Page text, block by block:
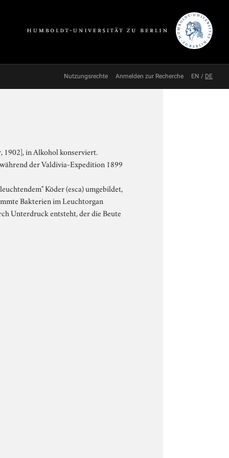
Nutzungsrechte Anmelden zur Recherche EN / DE
1902], in Alkohol konserviert.
der Valdivia-Expedition 1899
Köder (esca) umgebildet,
Bakterien im Leuchtorgan
Unterdruck entsteht, der die Beute